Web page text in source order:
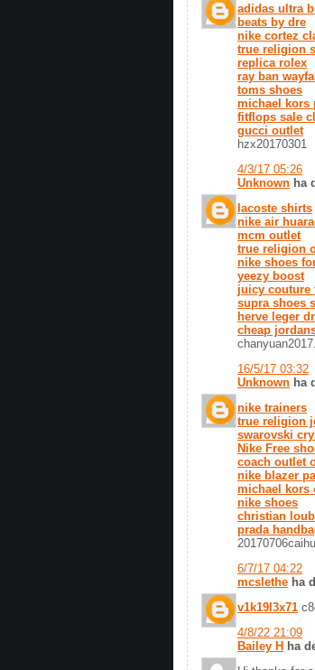
adidas ultra
beats by dre
nike cortez
true religion
replica rolex
ray ban
toms shoes
michael kors
fitflops sale
gucci outlet
hzx20170301
4/3/17 05:26
Unknown ha
lacoste shirts
nike air
mcm outlet
true religion
nike shoes
yeezy boost
juicy couture
supra shoes
herve leger
cheap
16/5/17 03:32
Unknown ha
nike trainers
true religion
swarovski
Nike Free
coach outlet
nike blazer
michael kors
nike shoes
christian
prada
6/7/17 04:22
mcslethe ha
v1k19l3x71
4/8/22 21:09
Bailey H ha